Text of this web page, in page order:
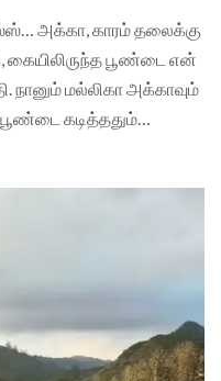
அக்கா, காரம் தலைக்கு
கையிலிருந்த பூண்டை என்
நானும் மல்லிகா அக்காவும்
கடித்ததும்…